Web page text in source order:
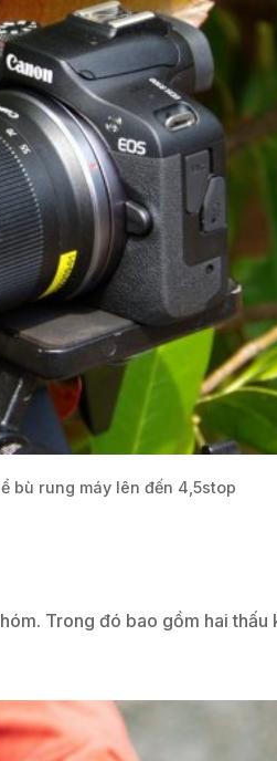
bù rung máy lên đến 4,5stop
Trong đó bao gồm hai